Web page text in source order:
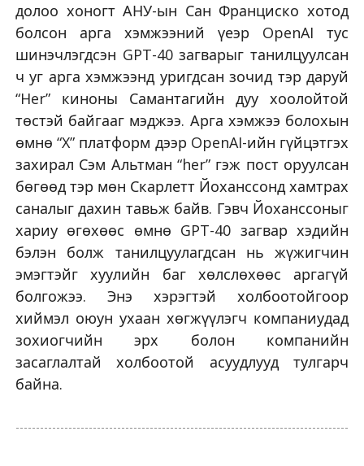
долоо хоногт АНУ-ын Сан Франциско хотод
болсон арга хэмжээний үеэр OpenAI тус
шинэчлэгдсэн GPT-40 загварыг танилцуулсан
ч уг арга хэмжээнд уригдсан зочид тэр даруй
“Her” киноны Самантагийн дуу хоолойтой
төстэй байгааг мэджээ. Арга хэмжээ болохын
өмнө “X” платформ дээр OpenAI-ийн гүйцэтгэх
захирал Сэм Альтман “her” гэж пост оруулсан
бөгөөд тэр мөн Скарлетт Йоханссонд хамтрах
саналыг дахин тавьж байв. Гэвч Йоханссоныг
хариу өгөхөөс өмнө GPT-40 загвар хэдийн
бэлэн болж танилцуулагдсан нь жүжигчин
эмэгтэйг хуулийн баг хөлслөхөөс аргагүй
болгожээ. Энэ хэрэгтэй холбоотойгоор
хиймэл оюун ухаан хөгжүүлэгч компаниудад
зохиогчийн эрх болон компанийн
засаглалтай холбоотой асуудлууд тулгарч
байна.